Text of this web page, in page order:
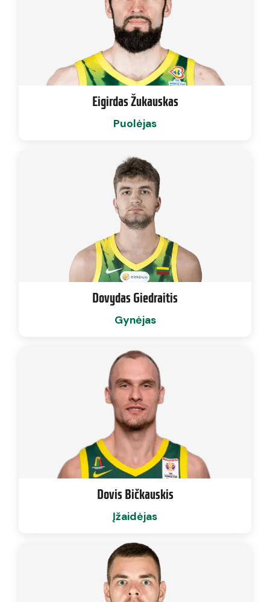
Eigirdas Žukauskas
Puolėjas
Dovydas Giedraitis
Gynėjas
Dovis Bičkauskis
Įžaidėjas